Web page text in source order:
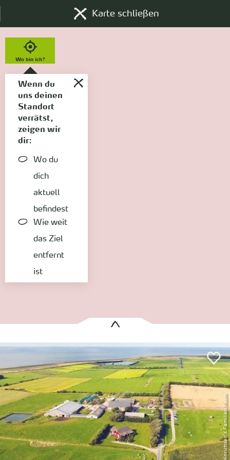
Karte schließen
Wo bin ich?
Wenn du
uns deinen
Standort
verrätst,
zeigen wir
dir:
Wo du
dich
aktuell
befindest
Wie weit
das Ziel
entfernt
ist
Es wurden1 Treffergefunden:
Dunsum Entfernung anzeigen
© Hinrichsen´s Familien Farm